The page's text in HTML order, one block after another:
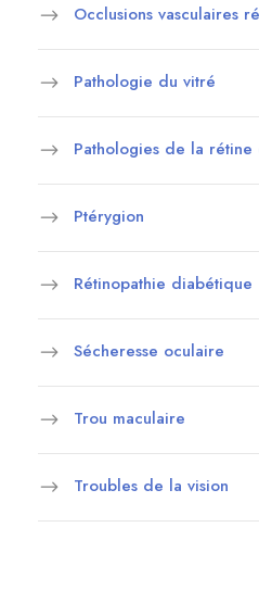
Occlusions vasculaires
Pathologie du vitré
Pathologies de la
Ptérygion
Rétinopathie diabétique
Sécheresse oculaire
Trou maculaire
Troubles de la vision